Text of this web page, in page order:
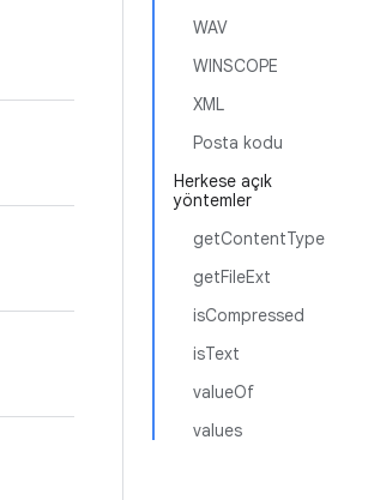
WAV
WINSCOPE
XML
Posta kodu
Herkese açık
yöntemler
getContentType
getFileExt
isCompressed
isText
valueOf
values